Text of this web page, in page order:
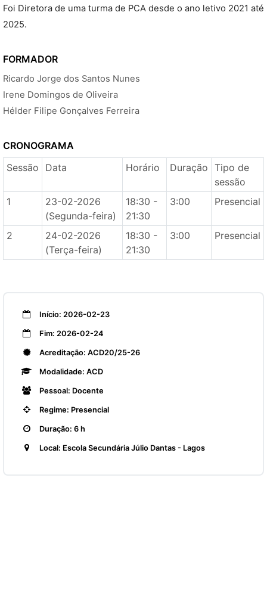
Foi Diretora de uma turma de PCA desde o ano letivo 2021 até
2025.
FORMADOR
Ricardo Jorge dos Santos Nunes
Irene Domingos de Oliveira
Hélder Filipe Gonçalves Ferreira
CRONOGRAMA
Sessão
Data Horário Duração Tipo de
sessão
1
23-02-2026
(Segunda-feira)
18:30 -
21:30
3:00 Presencial
2
24-02-2026
(Terça-feira)
18:30 -
21:30
3:00 Presencial
Início: 2026-02-23
Fim: 2026-02-24
Acreditação: ACD20/25-26
Modalidade: ACD
Pessoal: Docente
Regime: Presencial
Duração: 6 h
Local: Escola Secundária Júlio Dantas - Lagos